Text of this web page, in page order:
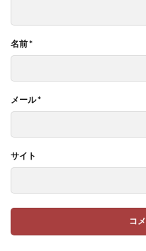
名前*
メール*
サイト